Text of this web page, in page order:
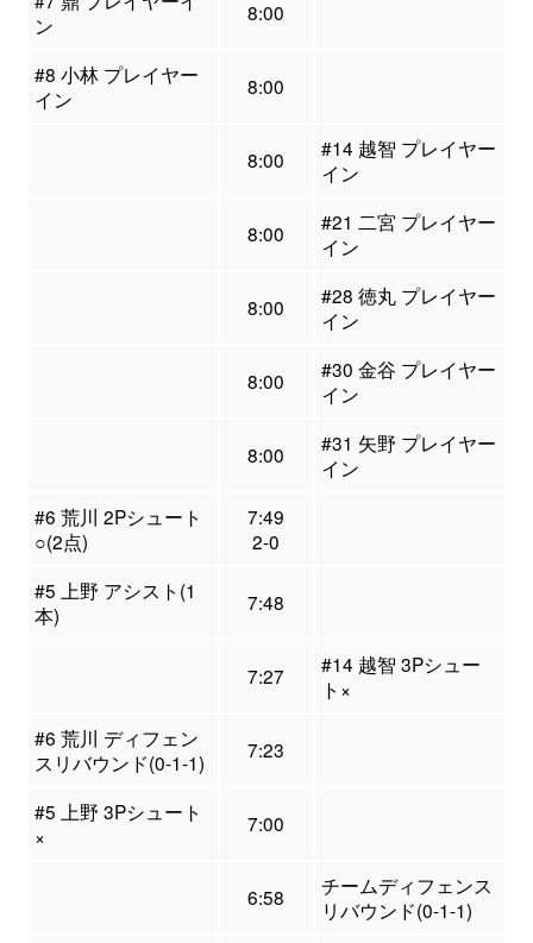
ン
8:00
#8 小林 プレイヤー
イン
8:00
8:00
#14 越智 プレイヤー
イン
8:00
#21 二宮 プレイヤー
イン
8:00
#28 徳丸 プレイヤー
イン
8:00
#30 金谷 プレイヤー
イン
8:00
#31 矢野 プレイヤー
イン
#6 荒川 2Pシュート
○(2点)
7:49
2-0
#5 上野 アシスト(1
本)
7:48
7:27
#14 越智 3Pシュー
ト×
#6 荒川 ディフェン
スリバウンド(0-1-1)
7:23
#5 上野 3Pシュート
×
7:00
6:58
チームディフェンス
リバウンド(0-1-1)